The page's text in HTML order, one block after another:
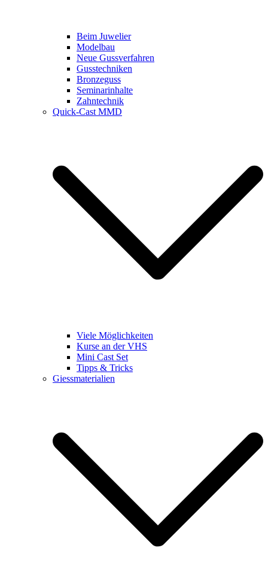
Beim Juwelier
Modelbau
Neue Gussverfahren
Gusstechniken
Bronzeguss
Seminarinhalte
Zahntechnik
Quick-Cast MMD
Viele Möglichkeiten
Kurse an der VHS
Mini Cast Set
Tipps & Tricks
Giessmaterialien